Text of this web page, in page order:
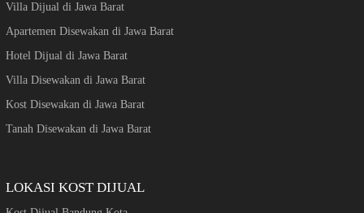
Villa Dijual di Jawa Barat
Apartemen Disewakan di Jawa Barat
Hotel Dijual di Jawa Barat
Villa Disewakan di Jawa Barat
Kost Disewakan di Jawa Barat
Tanah Disewakan di Jawa Barat
LOKASI KOST DIJUAL